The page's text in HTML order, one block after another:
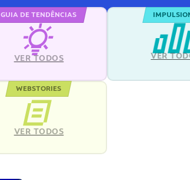
GUIA DE TENDÊNCIAS
VER TODOS VER
WEBSTORIES
VER TODOS